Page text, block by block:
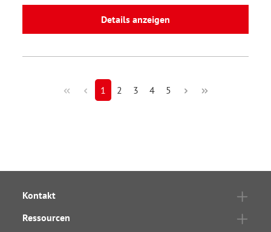
Details anzeigen
1 2 3 4 5
Kontakt
Ressourcen